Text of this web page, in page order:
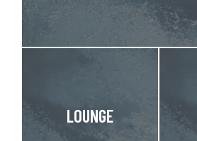
LOUNGE